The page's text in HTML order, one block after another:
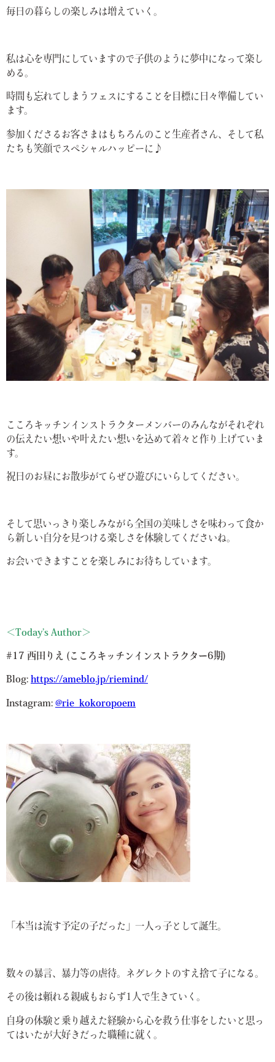
毎日の暮らしの楽しみは増えていく。
私は心を専門にしていますので子供のように夢中になって楽し
める。
時間も忘れてしまうフェスにすることを目標に日々準備してい
ます。
参加くださるお客さまはもちろんのこと生産者さん、そして私
たちも笑顔でスペシャルハッピーに♪
こころキッチンインストラクターメンバーのみんながそれぞれ
の伝えたい想いや叶えたい想いを込めて着々と作り上げていま
す。
祝日のお昼にお散歩がてらぜひ遊びにいらしてください。
そして思いっきり楽しみながら全国の美味しさを味わって食か
ら新しい自分を見つける楽しさを体験してくださいね。
お会いできますことを楽しみにお待ちしています。
＜Today’s Author＞
#17 西田りえ (こころキッチンインストラクター6期)
Blog: https://ameblo.jp/riemind/
Instagram: @rie_kokoropoem
「本当は流す予定の子だった」一人っ子として誕生。
数々の暴言、暴力等の虐待。ネグレクトのすえ捨て子になる。
その後は頼れる親戚もおらず1人で生きていく。
自身の体験と乗り越えた経験から心を救う仕事をしたいと思っ
てはいたが大好きだった職種に就く。